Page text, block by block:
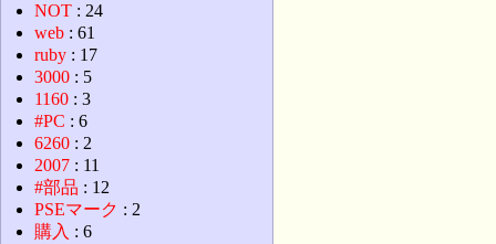
NOT : 24
web : 61
ruby : 17
3000 : 5
1160 : 3
#PC : 6
6260 : 2
2007 : 11
#部品 : 12
PSEマーク : 2
購入 : 6